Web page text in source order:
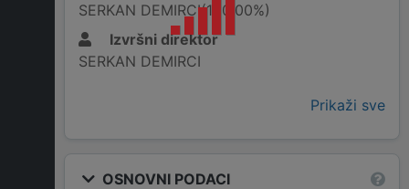
SERKAN DEMIRCI(100,00%)
Izvršni direktor
SERKAN DEMIRCI
Prikaži sve
OSNOVNI PODACI